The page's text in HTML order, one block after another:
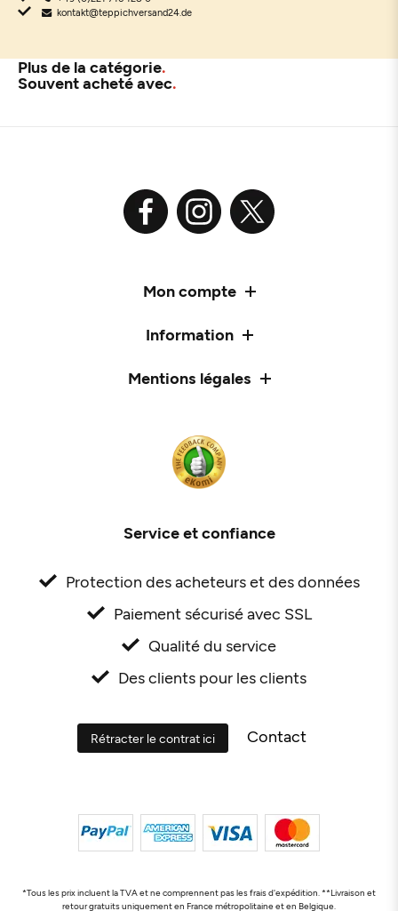
kontakt@teppichversand24.de
Plus de la catégorie
Souvent acheté avec
Mon compte
Information
Mentions légales
Service et confiance
Protection des acheteurs et des données
Paiement sécurisé avec SSL
Qualité du service
Des clients pour les clients
Rétracter le contrat ici Contact
*Tous les prix incluent la TVA et ne comprennent pas les frais d'expédition. **Livraison et
retour gratuits uniquement en France métropolitaine et en Belgique.